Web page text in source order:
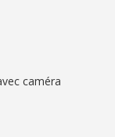
caméra